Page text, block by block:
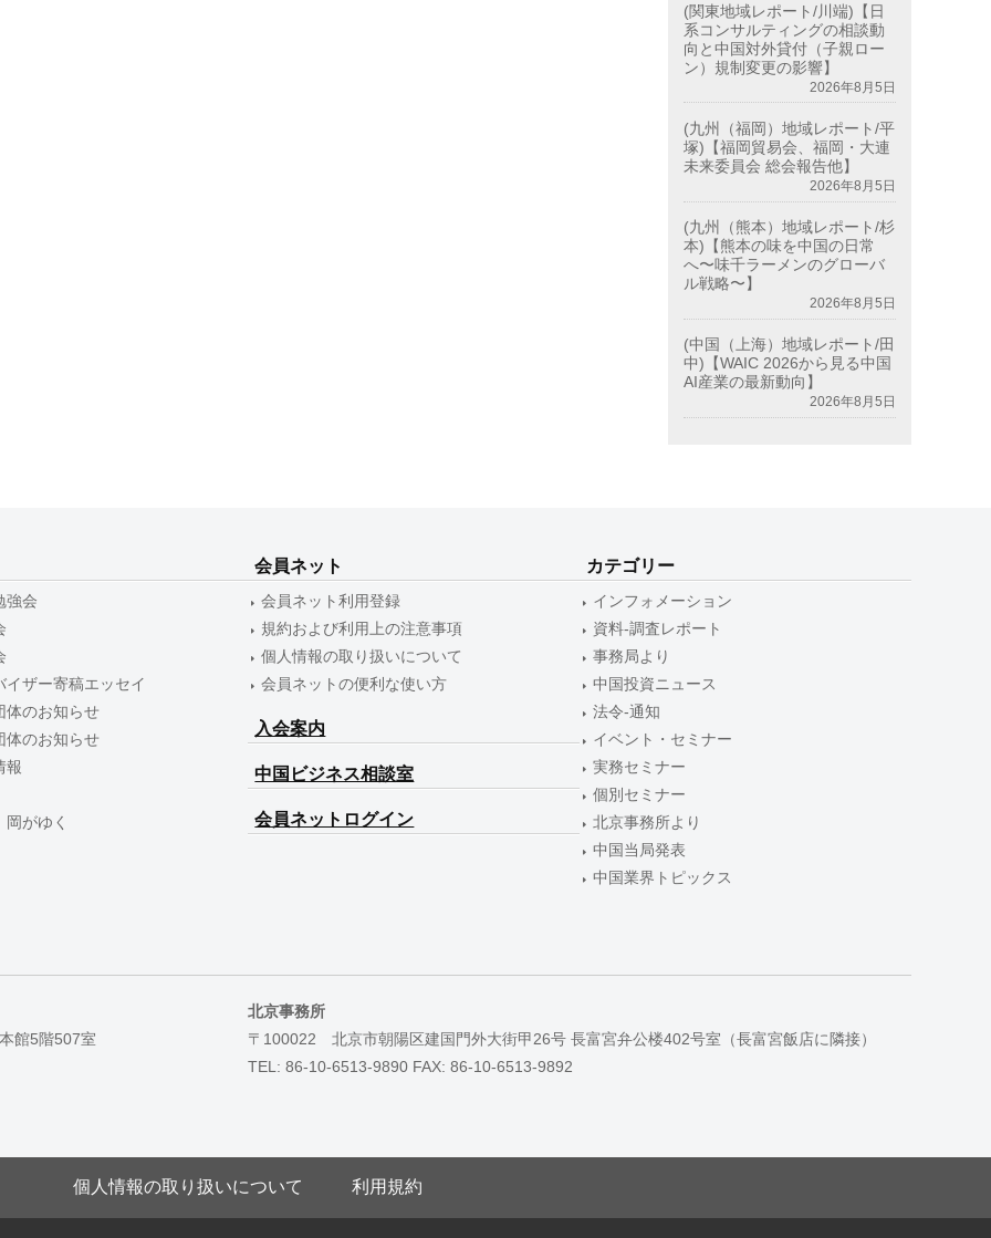
(関東地域レポート/川端)【日
系コンサルティングの相談動
向と中国対外貸付（子親ロー
ン）規制変更の影響】
2026年8月5日
(九州（福岡）地域レポート/平
塚)【福岡貿易会、福岡・大連
未来委員会 総会報告他】
2026年8月5日
(九州（熊本）地域レポート/杉
本)【熊本の味を中国の日常
へ〜味千ラーメンのグローバ
ル戦略〜】
2026年8月5日
(中国（上海）地域レポート/田
中)【WAIC 2026から見る中国
AI産業の最新動向】
2026年8月5日
強会
イザー寄稿エッセイ
体のお知らせ
体のお知らせ
報
がゆく
会員ネット
会員ネット利用登録
規約および利用上の注意事項
個人情報の取り扱いについて
会員ネットの便利な使い方
入会案内
中国ビジネス相談室
会員ネットログイン
カテゴリー
インフォメーション
資料-調査レポート
事務局より
中国投資ニュース
法令-通知
イベント・セミナー
実務セミナー
個別セミナー
北京事務所より
中国当局発表
中国業界トピックス
館5階507室
北京事務所
〒100022 北京市朝陽区建国門外大街甲26号 長富宮弁公楼402号室（長富宮飯店に隣接）
TEL: 86-10-6513-9890 FAX: 86-10-6513-9892
個人情報の取り扱いについて 利用規約